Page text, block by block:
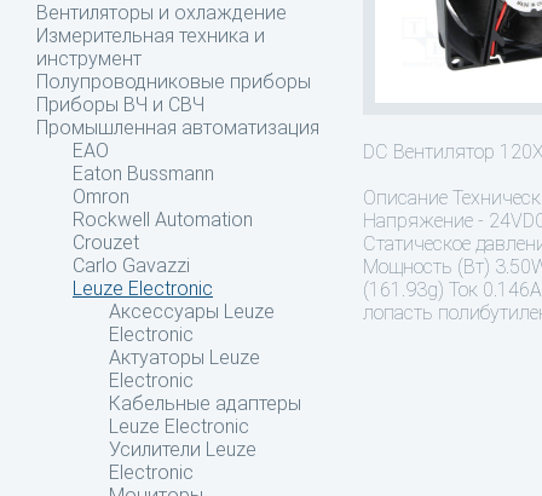
Вентиляторы и охлаждение
Измерительная техника и
инструмент
Полупроводниковые приборы
Приборы ВЧ и СВЧ
Промышленная автоматизация
EAO
Eaton Bussmann
Omron
Rockwell Automation
Crouzet
Carlo Gavazzi
Leuze Electronic
Аксессуары Leuze
Electronic
Актуаторы Leuze
Electronic
Кабельные адаптеры
Leuze Electronic
Усилители Leuze
Electronic
DC Вентилятор
Описание
Напряжение -
Статическое
Мощность (Вт)
(161.93g) Ток
лопасть